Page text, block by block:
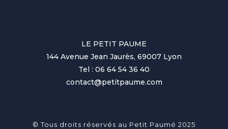
LE PETIT PAUME
144 Avenue Jean Jaurès, 69007 Lyon
Tel : 06 64 54 36 40
contact@petitpaume.com
© Tous droits réservés au Petit Paumé 2025